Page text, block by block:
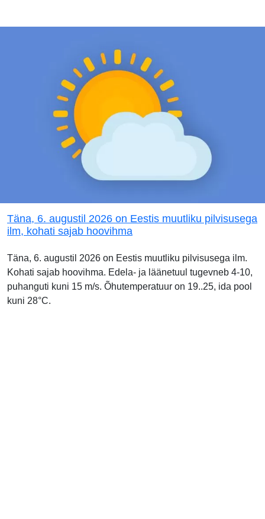
Täna, 6. augustil 2026 on Eestis muutliku pilvisusega
ilm, kohati sajab hoovihma
Täna, 6. augustil 2026 on Eestis muutliku pilvisusega ilm.
Kohati sajab hoovihma. Edela- ja läänetuul tugevneb 4-10,
puhanguti kuni 15 m/s. Õhutemperatuur on 19..25, ida pool
kuni 28°C.